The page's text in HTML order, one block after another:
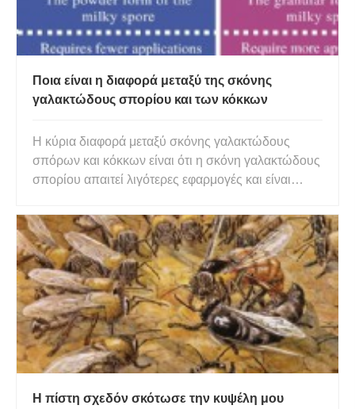
Ποια είναι η διαφορά μεταξύ της σκόνης
γαλακτώδους σπορίου και των κόκκων
Η κύρια διαφορά μεταξύ σκόνης γαλακτώδους
σπόρων και κόκκων είναι ότι η σκόνη γαλακτώδους
σπορίου απαιτεί λιγότερες εφαρμογές και είναι
σπορίων απαιτούν περισσότερες εφαρμογές και
είναι πιο ακριβό. Η σκόνη και οι κόκκοι σπορίων
γάλακτος είναι δύο μορφές φ
Η πίστη σχεδόν σκότωσε την κυψέλη μου